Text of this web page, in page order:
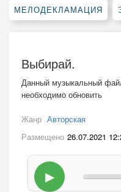
МЕЛОДЕКЛАМАЦИЯ
Выбирай.
Данный музыкальный
необходимо обновить
Жанр Авторская
Размещено 26.07.2021
▶